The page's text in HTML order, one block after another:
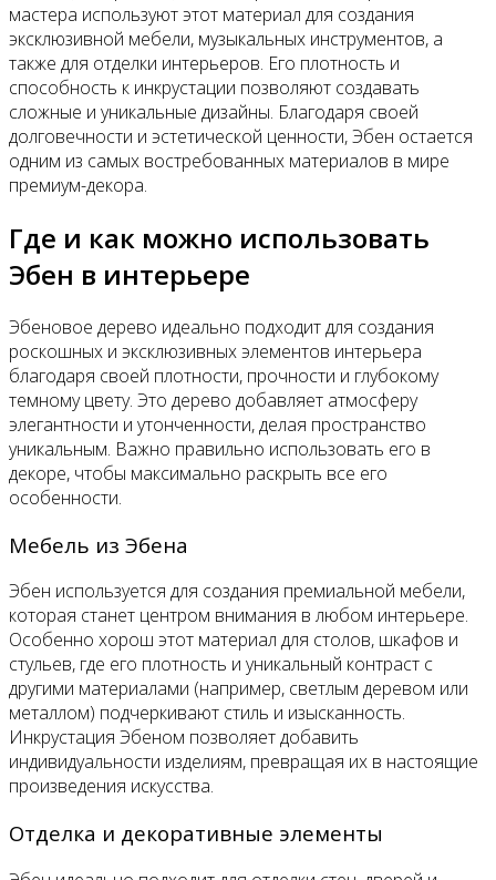
мастера используют этот материал для создания
эксклюзивной мебели, музыкальных инструментов, а
также для отделки интерьеров. Его плотность и
способность к инкрустации позволяют создавать
сложные и уникальные дизайны. Благодаря своей
долговечности и эстетической ценности, Эбен остается
одним из самых востребованных материалов в мире
премиум-декора.
Где и как можно использовать
Эбен в интерьере
Эбеновое дерево идеально подходит для создания
роскошных и эксклюзивных элементов интерьера
благодаря своей плотности, прочности и глубокому
темному цвету. Это дерево добавляет атмосферу
элегантности и утонченности, делая пространство
уникальным. Важно правильно использовать его в
декоре, чтобы максимально раскрыть все его
особенности.
Мебель из Эбена
Эбен используется для создания премиальной мебели,
которая станет центром внимания в любом интерьере.
Особенно хорош этот материал для столов, шкафов и
стульев, где его плотность и уникальный контраст с
другими материалами (например, светлым деревом или
металлом) подчеркивают стиль и изысканность.
Инкрустация Эбеном позволяет добавить
индивидуальности изделиям, превращая их в настоящие
произведения искусства.
Отделка и декоративные элементы